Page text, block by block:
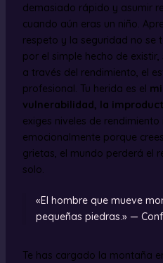
demasiado rápido y asumir
cuando aún eras un niño.
respeto y la seguridad no
por el simple hecho de
a través del rendimiento, el
profesional. Tu herida es el
vulnerabilidad, la
exiges niveles de
emocionalmente porque
grietas, el mundo perderá el
solo.
«El hombre que mueve
pequeñas piedras.» —
Te has cargado la montaña